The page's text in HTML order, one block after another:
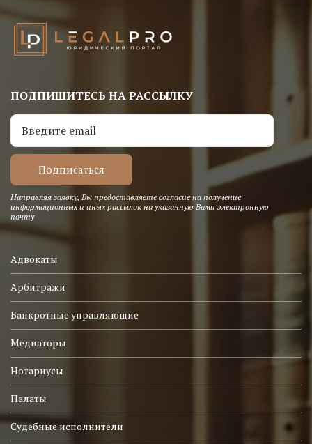
ПОДПИШИТЕСЬ НА РАССЫЛКУ
Направляя заявку, Вы предоставляете согласие на получение
информационных и иных рассылок на указанную Вами электронную
почту
Адвокаты
Арбитражи
Банкротные управляющие
Медиаторы
Нотариусы
Палаты
Судебные исполнители